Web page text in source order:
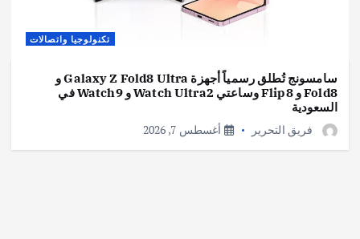
تكنولوجيا واتصالات
سامسونج تُطلق رسمياً أجهزة Galaxy Z Fold8 Ultra و
Fold8 و Flip8 وساعتي Watch Ultra2 و Watch9 في
السعودية
فريق التحرير
أغسطس 7, 2026